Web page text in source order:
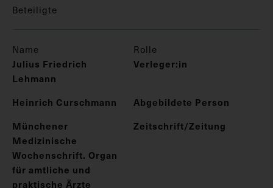
Beteiligte
Name Rolle
Julius Friedrich
Lehmann
Verleger:in
Heinrich Curschmann
Abgebildete Person
Münchener
Medizinische
Wochenschrift. Organ
für amtliche und
praktische Ärzte
Zeitschrift/Zeitung